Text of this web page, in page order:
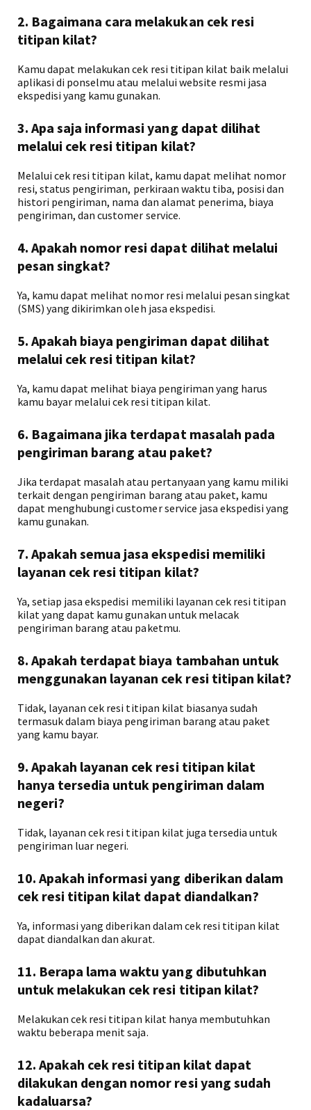
2. Bagaimana cara melakukan cek resi
titipan kilat?
Kamu dapat melakukan cek resi titipan kilat baik melalui
aplikasi di ponselmu atau melalui website resmi jasa
ekspedisi yang kamu gunakan.
3. Apa saja informasi yang dapat dilihat
melalui cek resi titipan kilat?
Melalui cek resi titipan kilat, kamu dapat melihat nomor
resi, status pengiriman, perkiraan waktu tiba, posisi dan
histori pengiriman, nama dan alamat penerima, biaya
pengiriman, dan customer service.
4. Apakah nomor resi dapat dilihat melalui
pesan singkat?
Ya, kamu dapat melihat nomor resi melalui pesan singkat
(SMS) yang dikirimkan oleh jasa ekspedisi.
5. Apakah biaya pengiriman dapat dilihat
melalui cek resi titipan kilat?
Ya, kamu dapat melihat biaya pengiriman yang harus
kamu bayar melalui cek resi titipan kilat.
6. Bagaimana jika terdapat masalah pada
pengiriman barang atau paket?
Jika terdapat masalah atau pertanyaan yang kamu miliki
terkait dengan pengiriman barang atau paket, kamu
dapat menghubungi customer service jasa ekspedisi yang
kamu gunakan.
7. Apakah semua jasa ekspedisi memiliki
layanan cek resi titipan kilat?
Ya, setiap jasa ekspedisi memiliki layanan cek resi titipan
kilat yang dapat kamu gunakan untuk melacak
pengiriman barang atau paketmu.
8. Apakah terdapat biaya tambahan untuk
menggunakan layanan cek resi titipan kilat?
Tidak, layanan cek resi titipan kilat biasanya sudah
termasuk dalam biaya pengiriman barang atau paket
yang kamu bayar.
9. Apakah layanan cek resi titipan kilat
hanya tersedia untuk pengiriman dalam
negeri?
Tidak, layanan cek resi titipan kilat juga tersedia untuk
pengiriman luar negeri.
10. Apakah informasi yang diberikan dalam
cek resi titipan kilat dapat diandalkan?
Ya, informasi yang diberikan dalam cek resi titipan kilat
dapat diandalkan dan akurat.
11. Berapa lama waktu yang dibutuhkan
untuk melakukan cek resi titipan kilat?
Melakukan cek resi titipan kilat hanya membutuhkan
waktu beberapa menit saja.
12. Apakah cek resi titipan kilat dapat
dilakukan dengan nomor resi yang sudah
kadaluarsa?